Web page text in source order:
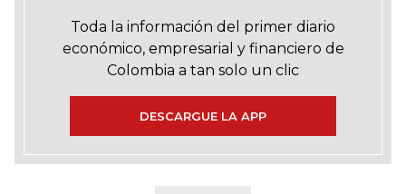
Toda la información del primer diario
económico, empresarial y financiero de
Colombia a tan solo un clic
DESCARGUE LA APP